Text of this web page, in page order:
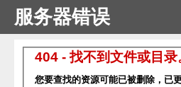
服务器错误
404 - 找不到文件或目录
您要查找的资源可能已被删除，已